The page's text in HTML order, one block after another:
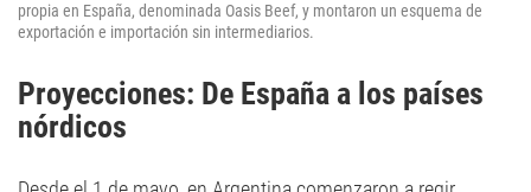
propia en España, denominada Oasis Beef, y montaron un esquema de
exportación e importación sin intermediarios.
Proyecciones: De España a los países
nórdicos